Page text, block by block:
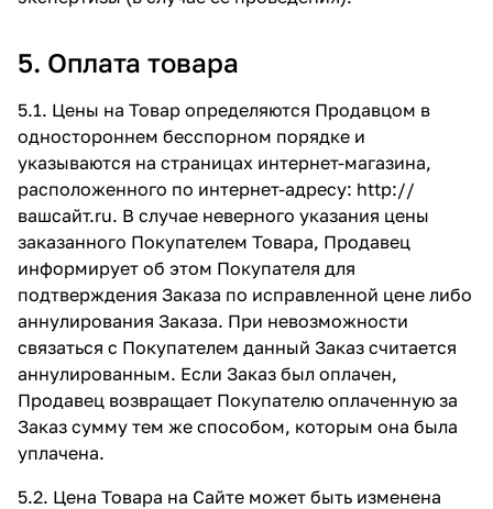
5. Оплата товара
5.1. Цены на Товар определяются Продавцом в
одностороннем бесспорном порядке и
указываются на страницах интернет-магазина,
расположенного по интернет-адресу: http://
вашсайт.ru. В случае неверного указания цены
заказанного Покупателем Товара, Продавец
информирует об этом Покупателя для
подтверждения Заказа по исправленной цене либо
аннулирования Заказа. При невозможности
связаться с Покупателем данный Заказ считается
аннулированным. Если Заказ был оплачен,
Продавец возвращает Покупателю оплаченную за
Заказ сумму тем же способом, которым она была
уплачена.
5.2. Цена Товара на Сайте может быть изменена